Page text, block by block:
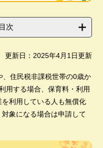
次
更新日：2025年4月1日更新
住民税非課税世帯の0歳か
用する場合、保育料・利用
利用している人も無償化
象になる場合は申請して